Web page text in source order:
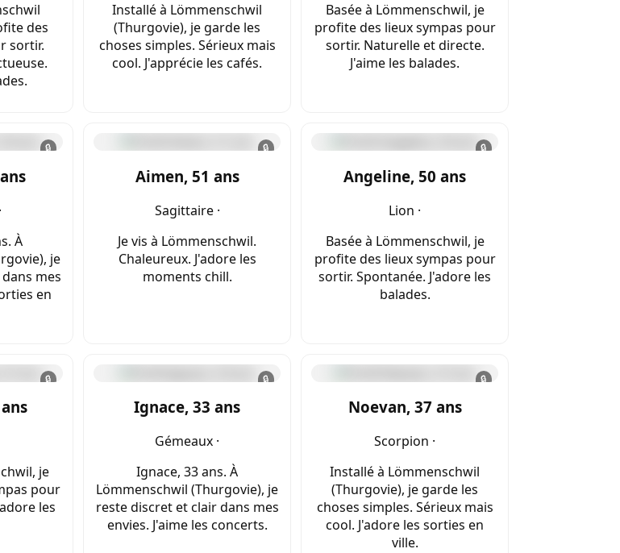
des
sortir.
Installé à Lömmenschwil
(Thurgovie), je garde les
choses simples. Sérieux mais
cool. J'apprécie les cafés.
Basée à Lömmenschwil, je
profite des lieux sympas pour
sortir. Naturelle et directe.
J'aime les balades.
🔒
À
je
mes
en
🔒
Aimen, 51 ans
Sagittaire ·
Je vis à Lömmenschwil.
Chaleureux. J'adore les
moments chill.
🔒
Angeline, 50 ans
Lion ·
Basée à Lömmenschwil, je
profite des lieux sympas pour
sortir. Spontanée. J'adore les
balades.
🔒
je
pour
les
🔒
Ignace, 33 ans
Gémeaux ·
Ignace, 33 ans. À
Lömmenschwil (Thurgovie), je
reste discret et clair dans mes
envies. J'aime les concerts.
🔒
Noevan, 37 ans
Scorpion ·
Installé à Lömmenschwil
(Thurgovie), je garde les
choses simples. Sérieux mais
cool. J'adore les sorties en
ville.